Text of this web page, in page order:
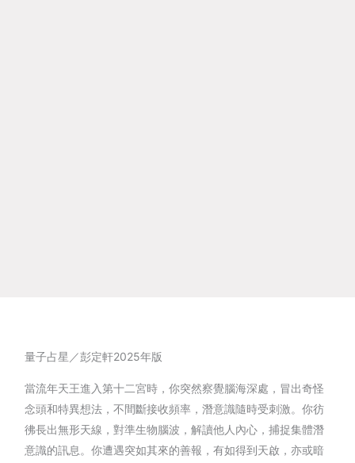
量子占星／彭定軒2025年版
當流年天王進入第十二宮時，你突然察覺腦海深處，冒出奇怪
念頭和特異想法，不間斷接收頻率，潛意識隨時受刺激。你彷
彿長出無形天線，對準生物腦波，解讀他人內心，捕捉集體潛
意識的訊息。你遭遇突如其來的善報，有如得到天啟，亦或暗